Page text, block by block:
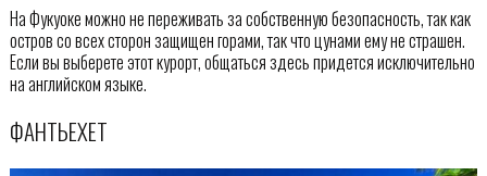
На Фукуоке можно не переживать за собственную безопасность, так как
остров со всех сторон защищен горами, так что цунами ему не страшен.
Если вы выберете этот курорт, общаться здесь придется исключительно
на английском языке.
ФАНТЬЕХЕТ